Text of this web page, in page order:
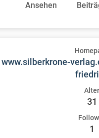
Ansehen
www.silberkrone-
Alter
31
1